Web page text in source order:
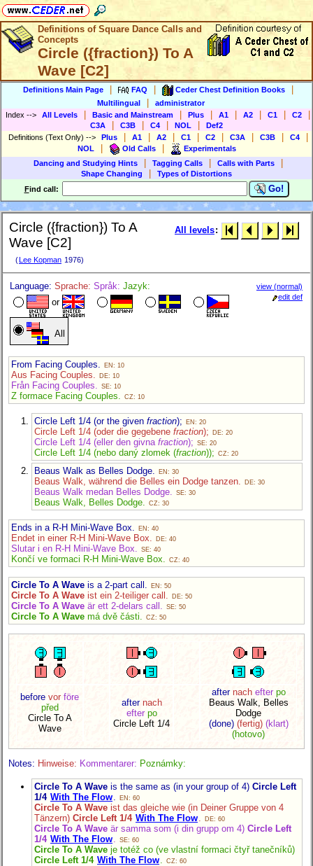
Definitions of Square Dance Calls and
Concepts
Circle ({fraction}) To A
Wave [C2]
Definitions Main Page FAQ Ceder Chest Definition Books
Multilingual
administrator
Index --> All Levels Basic and Mainstream Plus A1 A2 C1 C2
C3A C3B C4 NOL
Def2
Definitions (Text Only) --> Plus A1 A2 C1 C2 C3A C3B C4
NOL Old Calls
Experimentals
Dancing and Studying Hints
Tagging Calls Calls with Parts
Shape Changing
Types of Distortions
Find call: Go!
Circle ({fraction}) To A
Wave [C2]
( Lee Kopman 1976)
All levels:
Language: Sprache: Språk: Jazyk:
or
All
view (normal)
edit def
From Facing Couples. EN: 10
Aus Facing Couples. DE: 10
Från Facing Couples. SE: 10
Z formace Facing Couples. CZ: 10
Circle Left 1/4 (or the given fraction); EN: 20
Circle Left 1/4 (oder die gegebene fraction); DE: 20
Circle Left 1/4 (eller den givna fraction); SE: 20
Circle Left 1/4 (nebo daný zlomek (fraction)); CZ: 20
Beaus Walk as Belles Dodge. EN: 30
Beaus Walk, während die Belles ein Dodge tanzen. DE: 30
Beaus Walk medan Belles Dodge. SE: 30
Beaus Walk, Belles Dodge. CZ: 30
Ends in a R-H Mini-Wave Box. EN: 40
Endet in einer R-H Mini-Wave Box. DE: 40
Slutar i en R-H Mini-Wave Box. SE: 40
Končí ve formaci R-H Mini-Wave Box. CZ: 40
Circle To A Wave is a 2-part call. EN: 50
Circle To A Wave ist ein 2-teiliger call. DE: 50
Circle To A Wave är ett 2-delars call. SE: 50
Circle To A Wave má dvě části. CZ: 50
before vor före
před
Circle To A
Wave
after nach
efter po
Circle Left 1/4
after nach efter po
Beaus Walk, Belles
Dodge
(done) (fertig) (klart)
(hotovo)
Notes: Hinweise: Kommentarer: Poznámky:
Circle To A Wave is the same as (in your group of 4) Circle Left
1/4 With The Flow EN: 60
Circle To A Wave ist das gleiche wie (in Deiner Gruppe von 4
Tänzern) Circle Left 1/4 With The Flow DE: 60
Circle To A Wave är samma som (i din grupp om 4) Circle Left
1/4 With The Flow SE: 60
Circle To A Wave je totéž co (ve vlastní formaci čtyř tanečníků)
Circle Left 1/4 With The Flow CZ: 60